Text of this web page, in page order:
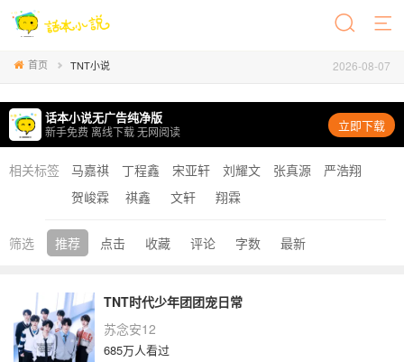
首页 TNT小说 2026-08-07
话本小说无广告纯净版
新手免费 离线下载 无网阅读 立即下载
相关标签 马嘉祺 丁程鑫 宋亚轩 刘耀文 张真源
严浩翔
贺峻霖
祺鑫 文轩 翔霖
筛选 推荐 点击 收藏 评论 字数 最新
TNT时代少年团团宠日常
苏念安12
685万人看过